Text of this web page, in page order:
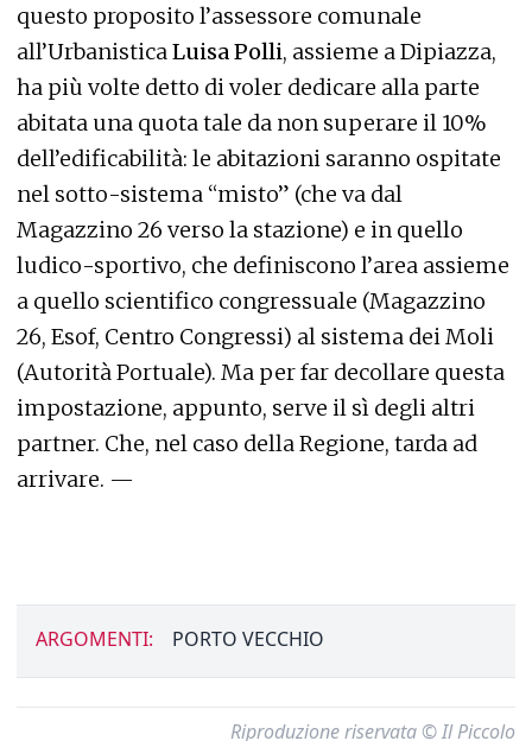
questo proposito l’assessore comunale
all’Urbanistica Luisa Polli, assieme a Dipiazza,
ha più volte detto di voler dedicare alla parte
abitata una quota tale da non superare il 10%
dell’edificabilità: le abitazioni saranno ospitate
nel sotto-sistema “misto” (che va dal
Magazzino 26 verso la stazione) e in quello
ludico-sportivo, che definiscono l’area assieme
a quello scientifico congressuale (Magazzino
26, Esof, Centro Congressi) al sistema dei Moli
(Autorità Portuale). Ma per far decollare questa
impostazione, appunto, serve il sì degli altri
partner. Che, nel caso della Regione, tarda ad
arrivare. —
ARGOMENTI: PORTO VECCHIO
Riproduzione riservata © Il Piccolo